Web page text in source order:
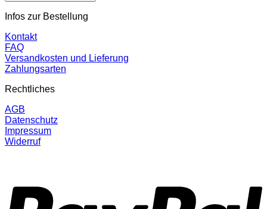
Infos zur Bestellung
Kontakt
FAQ
Versandkosten und Lieferung
Zahlungsarten
Rechtliches
AGB
Datenschutz
Impressum
Widerruf